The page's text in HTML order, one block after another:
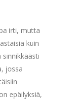
irti, mutta
kuin
jossa
epäilyksiä,